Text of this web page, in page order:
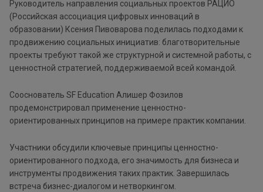
Руководитель направления социальных проектов РАЦИО
(Российская ассоциация цифровых инноваций в
образовании) Ксения Пивоварова поделилась подходами к
продвижению социальных инициатив: благотворительные
проекты требуют такой же структурной и системной работы, с
ценностной стратегией, поддерживаемой всей командой.
Сооснователь SF Education Алишер Фозилов
продемонстрировал применение ценностно-
ориентированных принципов на примере практик компании.
Участники обсудили ключевые принципы ценностно-
ориентированного подхода, его значимость для бизнеса и
инструменты продвижения таких практик. Завершилась
встреча бизнес-диалогом и нетворкингом.